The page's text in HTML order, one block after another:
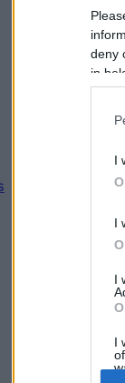
deny
in
I
I
I
I